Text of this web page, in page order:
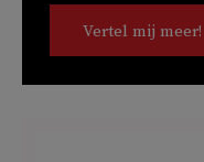
Vertel mij meer!